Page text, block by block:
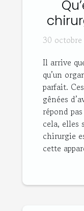
30
Il arrive
qu’un
parfait.
gênées
répond
cela, elles
chirurgie
cette